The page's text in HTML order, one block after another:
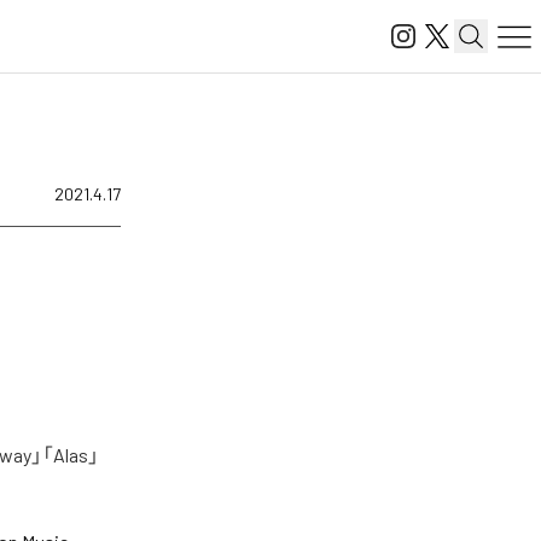
2021.4.17
」「Alas」